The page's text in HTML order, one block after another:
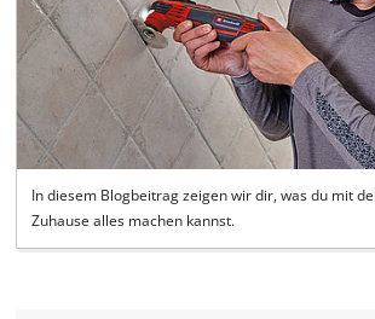
In diesem Blogbeitrag zeigen wir dir, was du mit
Zuhause alles machen kannst.